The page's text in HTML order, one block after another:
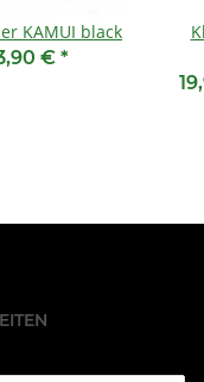
KAMUI black
€ *